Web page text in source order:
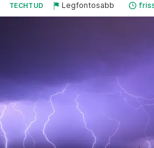
TECHTUD Legfontosabb